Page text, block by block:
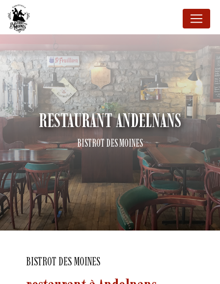
RESTAURANT ANDELNANS
BISTROT DES MOINES
BISTROT DES MOINES
Panneau de gestion des cookies